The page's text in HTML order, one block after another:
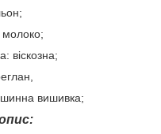
молоко;
віскозна;
вишивка;